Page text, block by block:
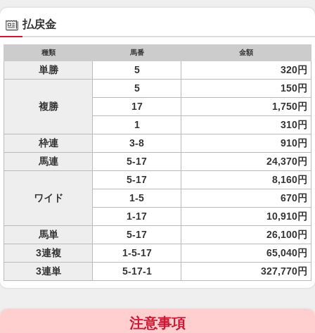
払戻金
種類 馬番 金額
単勝 5 320円
複勝
5
150円
17
1,750円
1
310円
枠連
3-8
910円
馬連
5-17 24,370円
ワイド
5-17
8,160円
1-5
670円
1-17
10,910円
馬単
5-17
26,100円
3連複
1-5-17
65,040円
3連単
5-17-1 327,770円
注意事項